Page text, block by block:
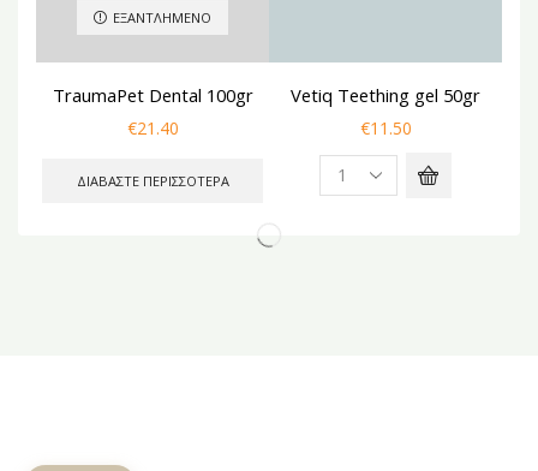
ΕΞΑΝΤΛΗΜΈΝΟ
TraumaPet Dental 100gr
€21.40
ΔΙΑΒΆΣΤΕ ΠΕΡΙΣΣΌΤΕΡΑ
Vetiq Teething gel 50gr
€11.50